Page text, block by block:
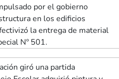
por el gobierno
en los edificios
la entrega de material
Nº 501.
giró una partida